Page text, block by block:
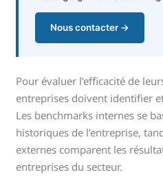
Nous contacter →
Pour évaluer l’efficacité de
entreprises doivent identifier
Les benchmarks internes se
historiques de l’entreprise,
externes comparent les
entreprises du secteur.